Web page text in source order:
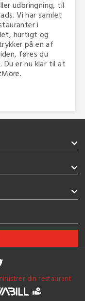
udbringning, til
Vi har samlet
i
hurtigt og
på en af
føres du
Du er nu klar til at
din restaurant